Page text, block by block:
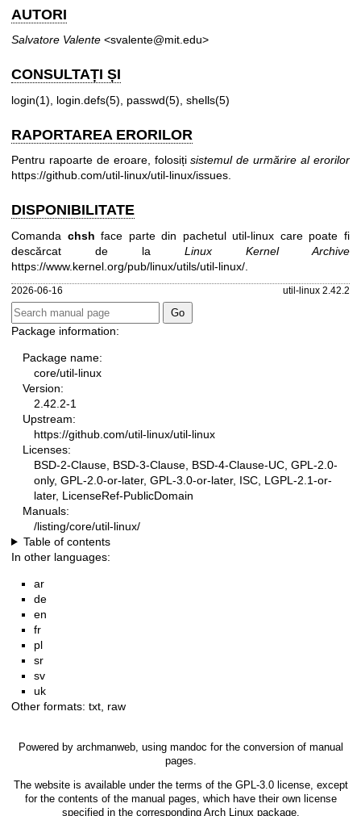
AUTORI
Salvatore Valente <svalente@mit.edu>
CONSULTAȚI ȘI
login(1) login.defs(5) passwd(5) shells(5)
RAPORTAREA ERORILOR
Pentru rapoarte de eroare, folosițisistemul de urmărire al erorilor
https://github.com/util-linux/util-linux/issues
DISPONIBILITATE
Comanda chsh face parte din pachetul util-linux care poate fi
descărcat de la Linux Kernel Archive
https://www.kernel.org/pub/linux/utils/util-linux/
2026-06-16 util-linux 2.42.2
Package information:
Package name:
core/util-linux
Version:
2.42.2-1
Upstream:
https://github.com/util-linux/util-linux
Licenses:
BSD-2-Clause, BSD-3-Clause, BSD-4-Clause-UC, GPL-2.0-
only, GPL-2.0-or-later, GPL-3.0-or-later, ISC, LGPL-2.1-or-
later, LicenseRef-PublicDomain
Manuals:
/listing/core/util-linux/
Table of contents
In other languages:
ar
de
en
fr
pl
sr
sv
uk
Other formats: txt raw
Powered by archmanweb, using mandoc for the conversion of manual
pages.
The website is available under the terms of the GPL-3.0license, except
for the contents of the manual pages, which have their own license
specified in the corresponding Arch Linux package.